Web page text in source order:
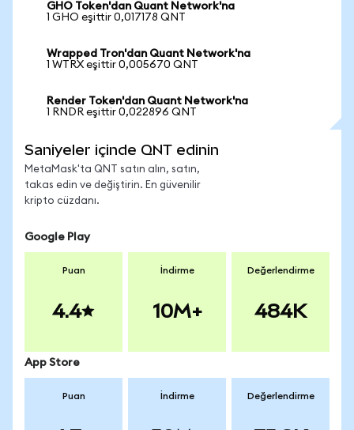
GHO Token'dan Quant Network'na
1 GHO eşittir 0,017178 QNT
Wrapped Tron'dan Quant Network'na
1 WTRX eşittir 0,005670 QNT
Render Token'dan Quant Network'na
1 RNDR eşittir 0,022896 QNT
Saniyeler içinde QNT edinin
MetaMask'ta QNT satın alın, satın,
takas edin ve değiştirin. En güvenilir
kripto cüzdanı.
Google Play
Puan
4.4
İndirme
10M+
Değerlendirme
484K
App Store
Puan İndirme Değerlendirme